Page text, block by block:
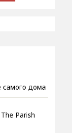
самого дома
Parish